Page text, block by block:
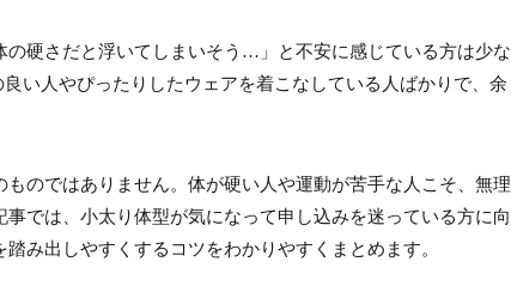
の硬さだと浮いてしまいそう…」と不安に感じている方は少な
い人やぴったりしたウェアを着こなしている人ばかりで、余
のではありません。体が硬い人や運動が苦手な人こそ、無理
では、小太り体型が気になって申し込みを迷っている方に向
み出しやすくするコツをわかりやすくまとめます。